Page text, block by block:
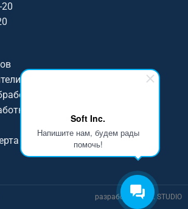
Soft Inc.
Напишите нам, будем рады
помочь!
персональных данных
и защиты персональных
разработка D.I.M. STUDIO